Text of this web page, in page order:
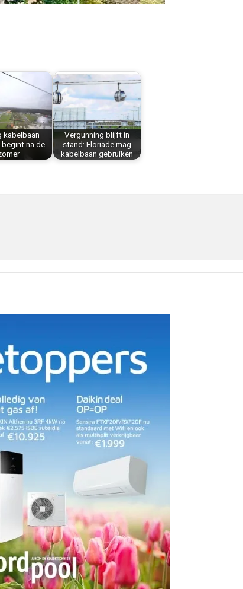
kabelbaan
begint na de
Vergunning blijft in
stand: Floriade mag
kabelbaan gebruiken